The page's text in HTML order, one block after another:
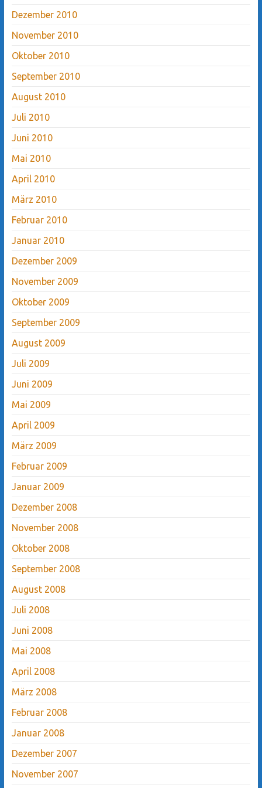
Dezember 2010
November 2010
Oktober 2010
September 2010
August 2010
Juli 2010
Juni 2010
Mai 2010
April 2010
März 2010
Februar 2010
Januar 2010
Dezember 2009
November 2009
Oktober 2009
September 2009
August 2009
Juli 2009
Juni 2009
Mai 2009
April 2009
März 2009
Februar 2009
Januar 2009
Dezember 2008
November 2008
Oktober 2008
September 2008
August 2008
Juli 2008
Juni 2008
Mai 2008
April 2008
März 2008
Februar 2008
Januar 2008
Dezember 2007
November 2007